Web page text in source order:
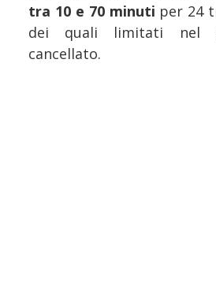
tra 10 e 70 minuti per 24
dei quali limitati nel
cancellato.